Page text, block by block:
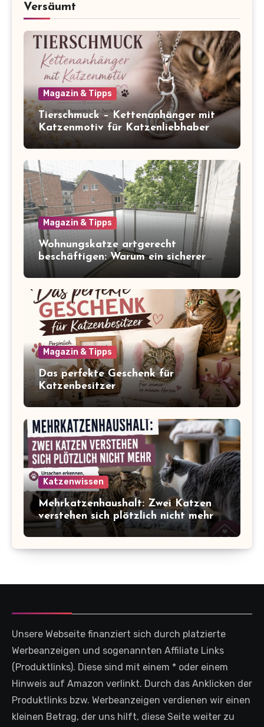
Versäumt
Magazin & Tipps
Tierschmuck – Kettenanhänger mit
Katzenmotiv für Katzenliebhaber
Magazin & Tipps
Wohnungskatze artgerecht
beschäftigen: Warum ein sicherer
Balkon zum Freigang dazugehört
Magazin & Tipps
Das perfekte Geschenk für
Katzenbesitzer
Katzenwissen
Mehrkatzenhaushalt: Zwei Katzen
verstehen sich plötzlich nicht mehr
Unsere Webseite finanziert sich durch platzierte
Werbeanzeigen und sogenannten Affiliate Links
(Produktlinks). Diese sind mit einem * oder einem
Hinweis auf Amazon verlinkt. Durch das Anklicken der
Produktlinks bzw. Werbeanzeigen verdienen wir einen
kleinen Betrag, der uns hilft, diese Seite weiter zu